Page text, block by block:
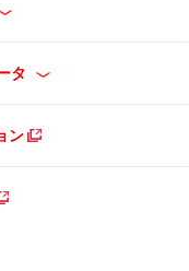
タ
ン